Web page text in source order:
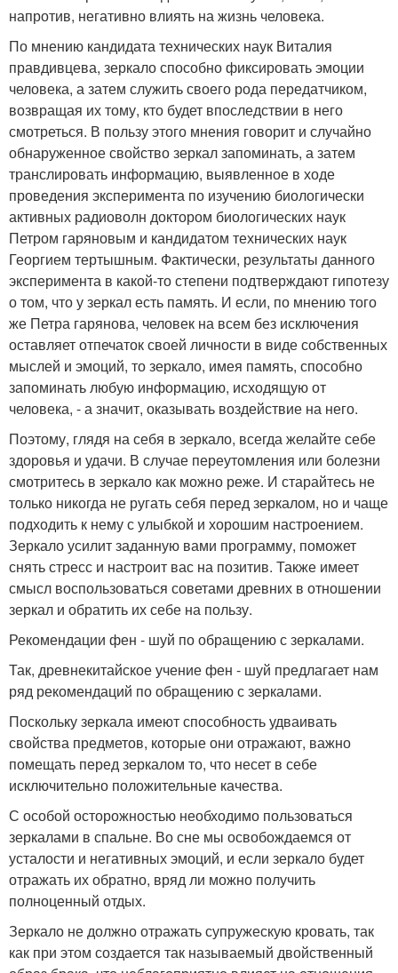
напротив, негативно влиять на жизнь человека.
По мнению кандидата технических наук Виталия
правдивцева, зеркало способно фиксировать эмоции
человека, а затем служить своего рода передатчиком,
возвращая их тому, кто будет впоследствии в него
смотреться. В пользу этого мнения говорит и случайно
обнаруженное свойство зеркал запоминать, а затем
транслировать информацию, выявленное в ходе
проведения эксперимента по изучению биологически
активных радиоволн доктором биологических наук
Петром гаряновым и кандидатом технических наук
Георгием тертышным. Фактически, результаты данного
эксперимента в какой-то степени подтверждают гипотезу
о том, что у зеркал есть память. И если, по мнению того
же Петра гарянова, человек на всем без исключения
оставляет отпечаток своей личности в виде собственных
мыслей и эмоций, то зеркало, имея память, способно
запоминать любую информацию, исходящую от
человека, - а значит, оказывать воздействие на него.
Поэтому, глядя на себя в зеркало, всегда желайте себе
здоровья и удачи. В случае переутомления или болезни
смотритесь в зеркало как можно реже. И старайтесь не
только никогда не ругать себя перед зеркалом, но и чаще
подходить к нему с улыбкой и хорошим настроением.
Зеркало усилит заданную вами программу, поможет
снять стресс и настроит вас на позитив. Также имеет
смысл воспользоваться советами древних в отношении
зеркал и обратить их себе на пользу.
Рекомендации фен - шуй по обращению с зеркалами.
Так, древнекитайское учение фен - шуй предлагает нам
ряд рекомендаций по обращению с зеркалами.
Поскольку зеркала имеют способность удваивать
свойства предметов, которые они отражают, важно
помещать перед зеркалом то, что несет в себе
исключительно положительные качества.
С особой осторожностью необходимо пользоваться
зеркалами в спальне. Во сне мы освобождаемся от
усталости и негативных эмоций, и если зеркало будет
отражать их обратно, вряд ли можно получить
полноценный отдых.
Зеркало не должно отражать супружескую кровать, так
как при этом создается так называемый двойственный